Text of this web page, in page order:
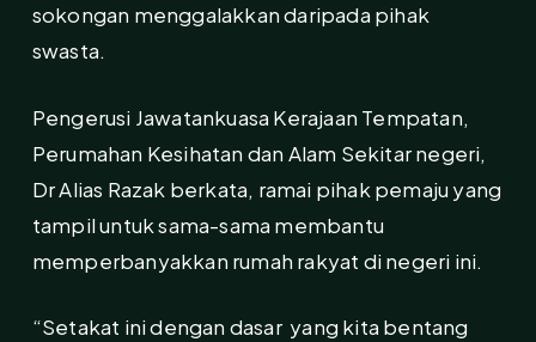
sokongan menggalakkan daripada pihak
swasta.
Pengerusi Jawatankuasa Kerajaan Tempatan,
Perumahan Kesihatan dan Alam Sekitar negeri,
Dr Alias Razak berkata, ramai pihak pemaju yang
tampil untuk sama-sama membantu
memperbanyakkan rumah rakyat di negeri ini.
“Setakat ini dengan dasar yang kita bentang